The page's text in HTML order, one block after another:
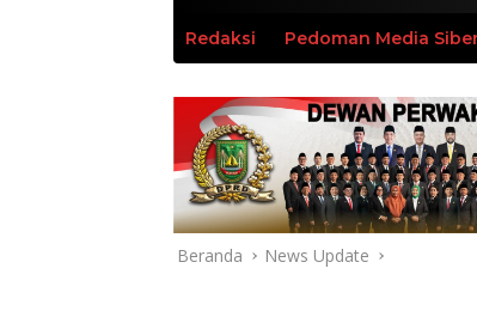
Redaksi Pedoman Media
Beranda News Update